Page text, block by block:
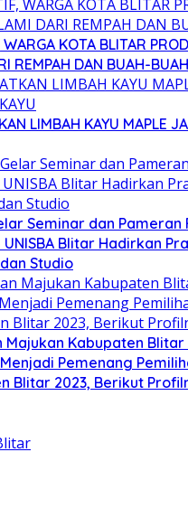
KOTA BLITAR
REMPAH DAN BUAH-
LIMBAH KAYU MAPLE
Seminar dan
Blitar Hadirkan
Studio
Majukan Kabupaten
Pemenang
Blitar 2023, Berikut